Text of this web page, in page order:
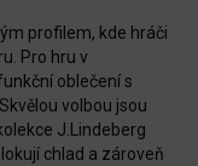
profilem, kde hráči
Pro hru v
oblečení s
volbou jsou
J.Lindeberg
chlad a zároveň